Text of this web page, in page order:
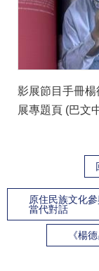
影展節目手冊楊
展專題頁 (巴文
原住民族文化
當代對話
《楊